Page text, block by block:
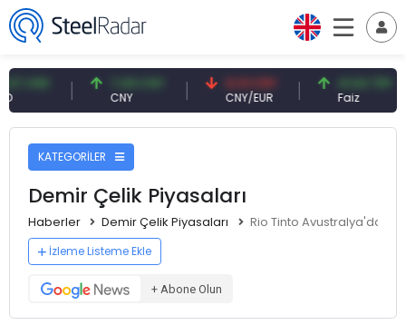
7,09 CNY 0,13 CNY
CNY/EUR
41,54 TRY
KATEGORİLER
Demir Çelik Piyasaları
Haberler Demir Çelik Piyasaları Rio Tinto Avustralya'daki
İzleme Listeme Ekle
+ Abone Olun